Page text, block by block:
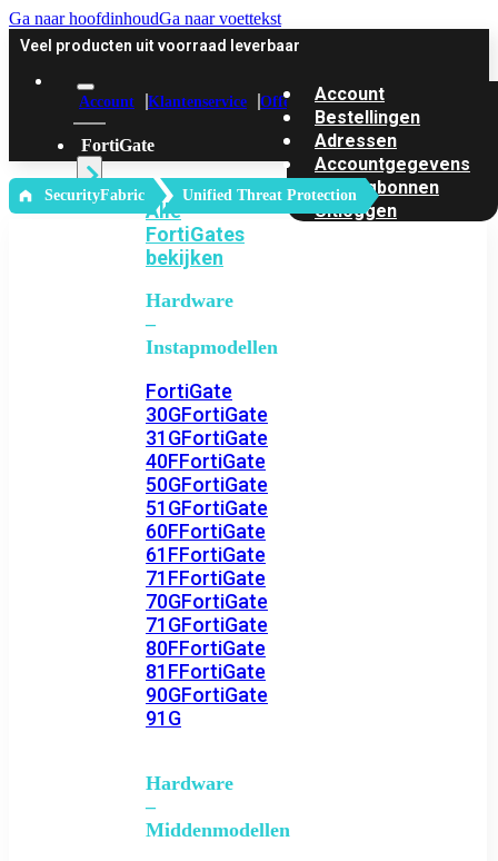
Ga naar hoofdinhoudGa naar voettekst
Veel producten uit voorraad leverbaar
Account Klantenservice Offerte
FortiGate
Alle
FortiGates
bekijken
Hardware
–
Instapmodellen
FortiGate
30GFortiGate
31GFortiGate
40FFortiGate
50GFortiGate
51GFortiGate
60FFortiGate
61FFortiGate
71FFortiGate
70GFortiGate
71GFortiGate
80FFortiGate
81FFortiGate
90GFortiGate
91G
Hardware
–
Middenmodellen
Account
Bestellingen
Adressen
Accountgegevens
Kortingbonnen
Uitloggen
‎ SecurityFabric Unified Threat Protection